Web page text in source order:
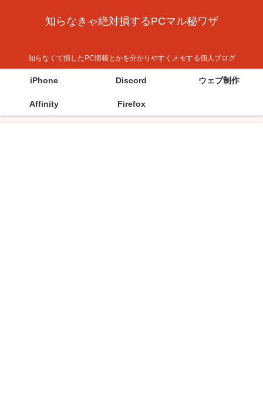
知らなきゃ絶対損するPCマル秘ワザ
知らなくて損したPC情報とかを分かりやすくメモする個人ブログ
iPhone Discord ウェブ制作
Affinity Firefox